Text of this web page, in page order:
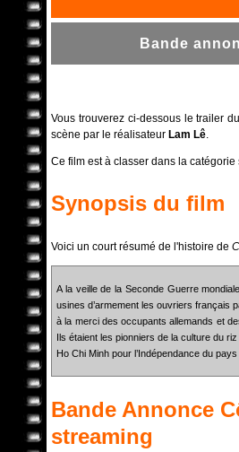
Bande
Vous trouverez ci-dessous le trailer
scène par le réalisateur Lam Lê.
Ce film est à classer dans la catégorie
Synopsis du film
Voici un court résumé de l'histoire de
A la veille de la Seconde Guerre
usines d’armement les ouvriers français
à la merci des occupants allemands et
Ils étaient les pionniers de la culture du
Ho Chi Minh pour l’Indépendance du pays
Bande Annonce
streaming